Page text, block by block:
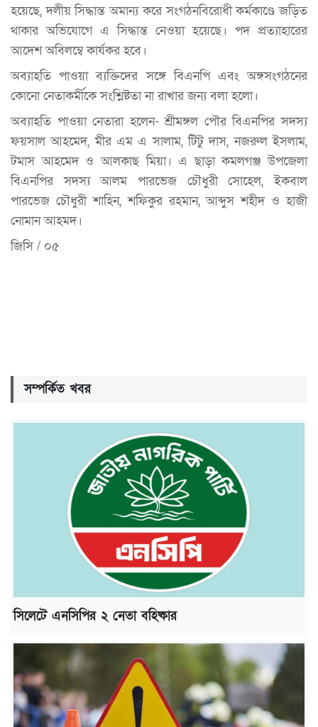
হয়েছে, দলীয় সিদ্ধান্ত অমান্য করে সংগঠনবিরোধী কর্মকাণ্ডে জড়িত
থাকার অভিযোগে এ সিদ্ধান্ত নেওয়া হয়েছে। পদ প্রত্যাহারের
আদেশ অবিলম্বে কার্যকর হবে।
অব্যাহতি পাওয়া ব্যক্তিদের সঙ্গে বিএনপি এবং অঙ্গসংগঠনের
কোনো নেতাকর্মীকে সংশ্লিষ্টতা না রাখার জন্য বলা হলো।
অব্যাহতি পাওয়া নেতারা হলেন- শ্রীমঙ্গল পৌর বিএনপির সদস্য
ফয়সাল আহমেদ, মীর এম এ সালাম, টিটু দাস, নজরুল ইসলাম,
টমাস আহমেদ ও আলকাছ মিয়া। এ ছাড়া কমলগঞ্জ উপজেলা
বিএনপির সদস্য আলম পারভেজ চৌধুরী সোহেল, ইকবাল
পারভেজ চৌধুরী শাহিন, শফিকুর রহমান, আব্দুস শহীদ ও হাজী
নোমান আহমদ।
জিসি / ০৫
সম্পর্কিত খবর
সিলেটে এনসিপির ২ নেতা বহিষ্কার